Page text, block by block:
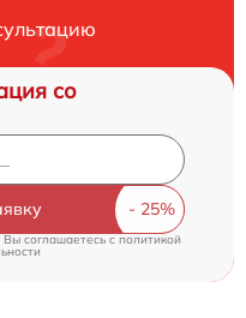
со
Вы соглашаетесь cполитикой